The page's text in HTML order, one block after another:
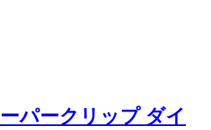
パークリップ ダイ